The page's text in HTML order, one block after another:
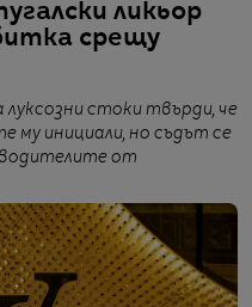
ликьор
срещу
стоки твърди, че
му инициали, но съдът се
от